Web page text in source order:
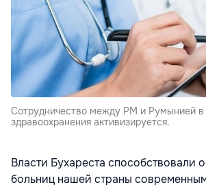
Сотрудничество между РМ и Румынией в
здравоохранения активизируется.
Власти Бухареста способствовали
больниц нашей страны